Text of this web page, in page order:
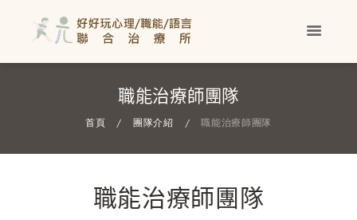
職能治療師團隊
首頁 團隊介紹 職能治療師團隊
職能治療師團隊